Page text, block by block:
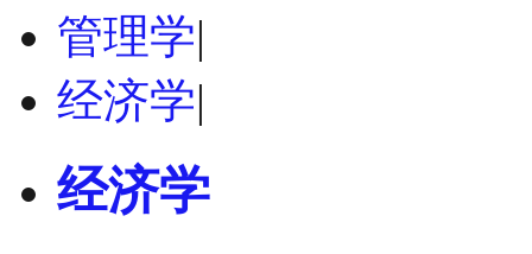
管理学|
经济学|
经济学